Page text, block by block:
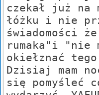
czekał już na
łóżku i nie
świadomości
rumaka"i "nie
okiełznać
Dzisiaj mam
się pomyśleć